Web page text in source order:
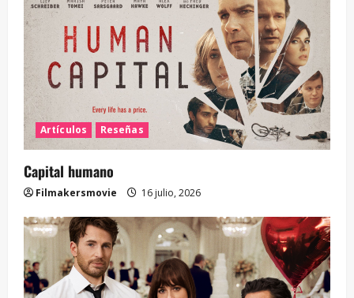
Artículos Reseñas
Capital humano
Filmakersmovie 16 julio, 2026